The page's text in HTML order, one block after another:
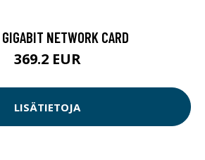
NETWORK CARD
369.2 EUR
LISÄTIETOJA